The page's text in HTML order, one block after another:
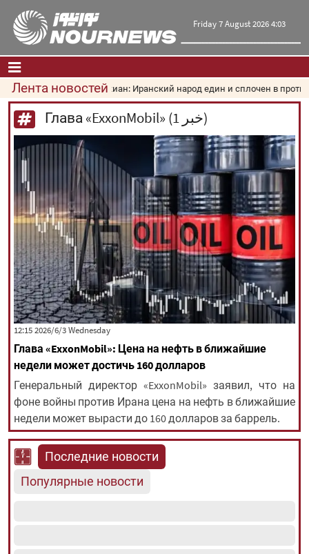
Friday 7 August 2026 4:03
Главная|Контакты|О нас
Новости
Культура и общество
Экономика
Политика
взгляд
Мультимедиа
|فارسی|English|العربیه|
|עברית|русский|中文
All rights reserved for NourNews
Copyright © 2021 www.nournews.ir
Лента новостейПезешкиан: Иранский народ един и сплочен в
Глава «ExxonMobil» (1 خبر)
‫‫Wednesday‬‬ 2026/6/3 12:15
Глава «ExxonMobil»: Цена на нефть в ближайшие
недели может достичь 160 долларов
Генеральный директор «ExxonMobil» заявил, что на
фоне войны против Ирана цена на нефть в ближайшие
недели может вырасти до 160 долларов за баррель.
Последние новости
Популярные новости